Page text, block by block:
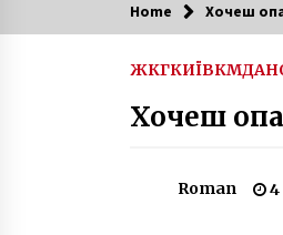
Читають
Home Хочеш
ЖКГКИЇВКМДА
Хочеш
Roman 4